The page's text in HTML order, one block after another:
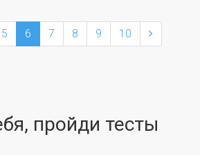
5 6 7 8 9 10
пройди тесты